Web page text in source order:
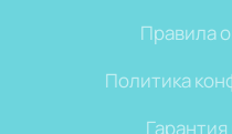
Правила
Политика